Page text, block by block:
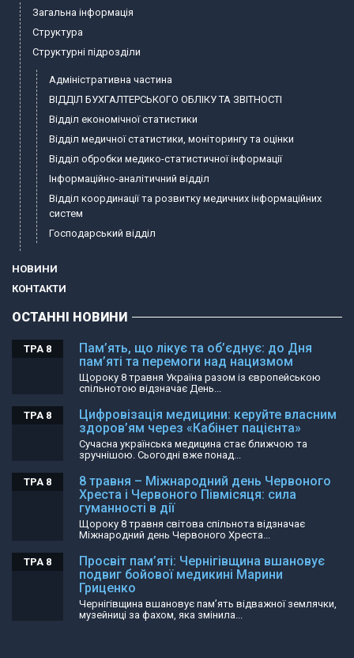
Загальна інформація
Структура
Структурні підрозділи
Адміністративна частина
ВІДДІЛ БУХГАЛТЕРСЬКОГО ОБЛІКУ ТА ЗВІТНОСТІ
Відділ економічної статистики
Відділ медичної статистики, моніторингу та оцінки
Відділ обробки медико-статистичної інформації
Інформаційно-аналітичний відділ
Відділ координації та розвитку медичних інформаційних
систем
Господарський відділ
НОВИНИ
КОНТАКТИ
ОСТАННІ НОВИНИ
Пам’ять, що лікує та об’єднує: до Дня
пам’яті та перемоги над нацизмом
ТРА 8
Щороку 8 травня Україна разом із європейською
спільнотою відзначає День...
Цифровізація медицини: керуйте власним
здоров’ям через «Кабінет пацієнта»
ТРА 8
Сучасна українська медицина стає ближчою та
зручнішою. Сьогодні вже понад...
8 травня – Міжнародний день Червоного
Хреста і Червоного Півмісяця: сила
гуманності в дії
ТРА 8
Щороку 8 травня світова спільнота відзначає
Міжнародний день Червоного Хреста...
Просвіт пам’яті: Чернігівщина вшановує
подвиг бойової медикині Марини
Гриценко
ТРА 8
Чернігівщина вшановує пам’ять відважної землячки,
музейниці за фахом, яка змінила...